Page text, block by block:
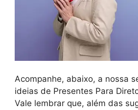
Acompanhe, abaixo, a nossa
ideias de Presentes Para
Vale lembrar que, além das